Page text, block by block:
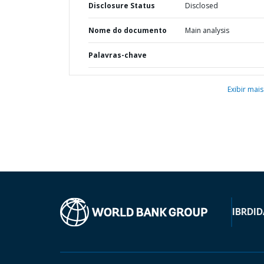
Disclosure Status Disclosed
Nome do documento Main analysis
Palavras-chave
Exibir mais
IBRD